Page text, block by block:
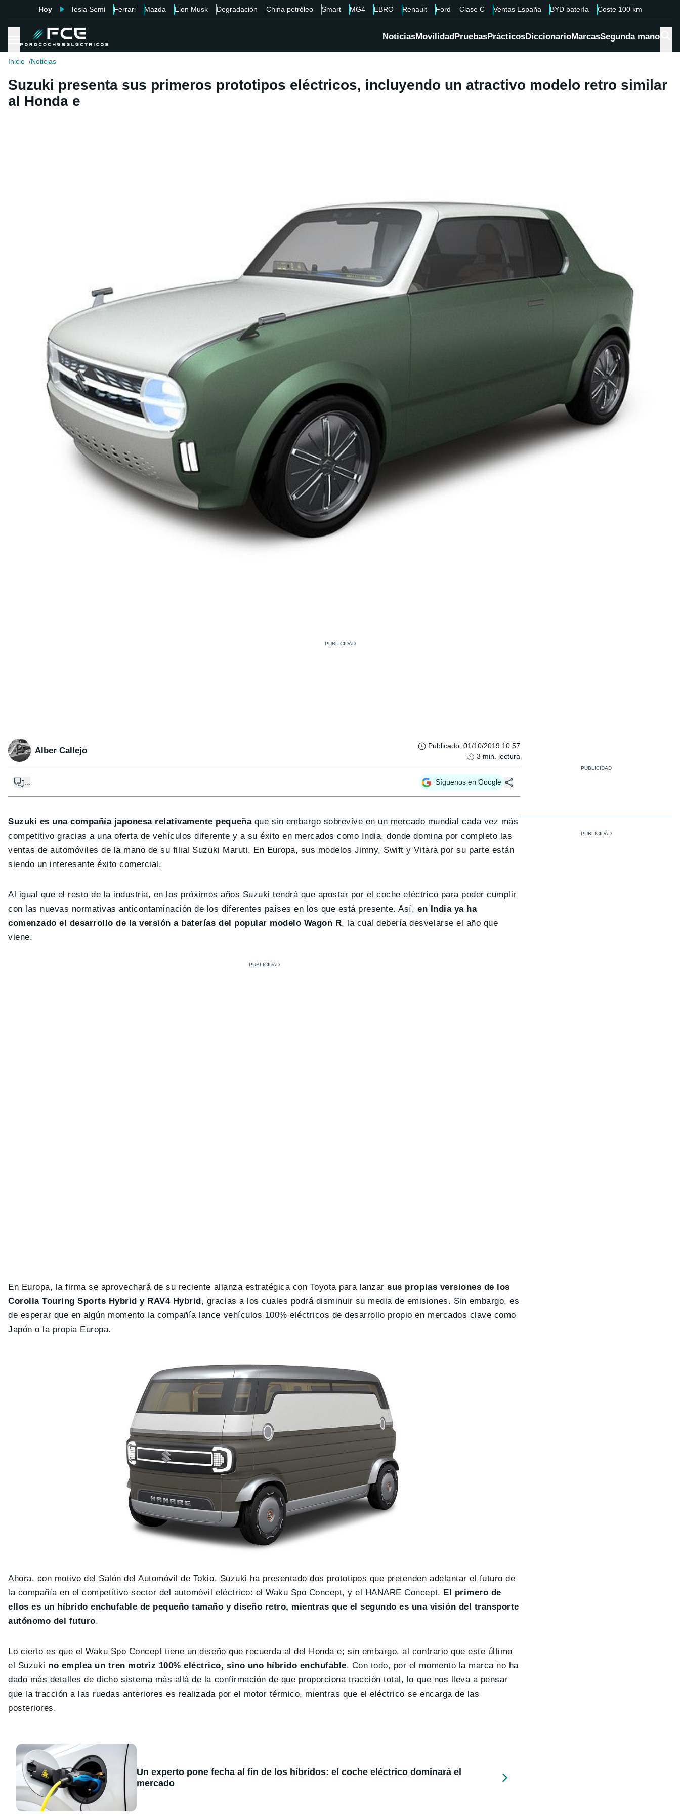
Hoy Tesla Semi Ferrari Mazda Elon Musk Degradación China petróleo Smart MG4 EBRO Renault Ford Clase C Ventas España BYD batería Coste 100 km
NoticiasMovilidadPruebasPrácticosDiccionarioMarcasSegunda mano
Inicio Noticias
Suzuki presenta sus primeros prototipos eléctricos, incluyendo un atractivo modelo retro similar
al Honda e
Alber Callejo Publicado: 01/10/2019 10:57
3 min. lectura
... Síguenos en Google
Suzuki es una compañía japonesa relativamente pequeñaque sin embargo sobrevive en un mercado mundial cada vez más
competitivo gracias a una oferta de vehículos diferente y a su éxito en mercados como India, donde domina por completo las
ventas de automóviles de la mano de su filial Suzuki Maruti. En Europa, sus modelos Jimny, Swift y Vitara por su parte están
siendo un interesante éxito comercial.
Al igual que el resto de la industria, en los próximos años Suzuki tendrá que apostar por el coche eléctrico para poder cumplir
con las nuevas normativas anticontaminación de los diferentes países en los que está presente. Así,en India ya ha
comenzado el desarrollo de la versión a baterías del popular modelo Wagon R, la cual debería desvelarse el año que
viene.
En Europa, la firma se aprovechará de su reciente alianza estratégica con Toyota para lanzarsus propias versiones de los
Corolla Touring Sports Hybrid y RAV4 Hybrid , gracias a los cuales podrá disminuir su media de emisiones. Sin embargo, es
de esperar que en algún momento la compañía lance vehículos 100% eléctricos de desarrollo propio en mercados clave como
Japón o la propia Europa.
Ahora, con motivo del Salón del Automóvil de Tokio, Suzuki ha presentado dos prototipos que pretenden adelantar el futuro de
la compañía en el competitivo sector del automóvil eléctrico: el Waku Spo Concept, y el HANARE Concept. El primero de
ellos es un híbrido enchufable de pequeño tamaño y diseño retro, mientras que el segundo es una visión del transporte
autónomo del futuro.
Lo cierto es que el Waku Spo Concept tiene un diseño que recuerda al del Honda e; sin embargo, al contrario que este último
el Suzuki no emplea un tren motriz 100% eléctrico, sino uno híbrido enchufable. Con todo, por el momento la marca no ha
dado más detalles de dicho sistema más allá de la confirmación de que proporciona tracción total, lo que nos lleva a pensar
que la tracción a las ruedas anteriores es realizada por el motor térmico, mientras que el eléctrico se encarga de las
posteriores.
Un experto pone fecha al fin de los híbridos: el coche eléctrico dominará el
mercado